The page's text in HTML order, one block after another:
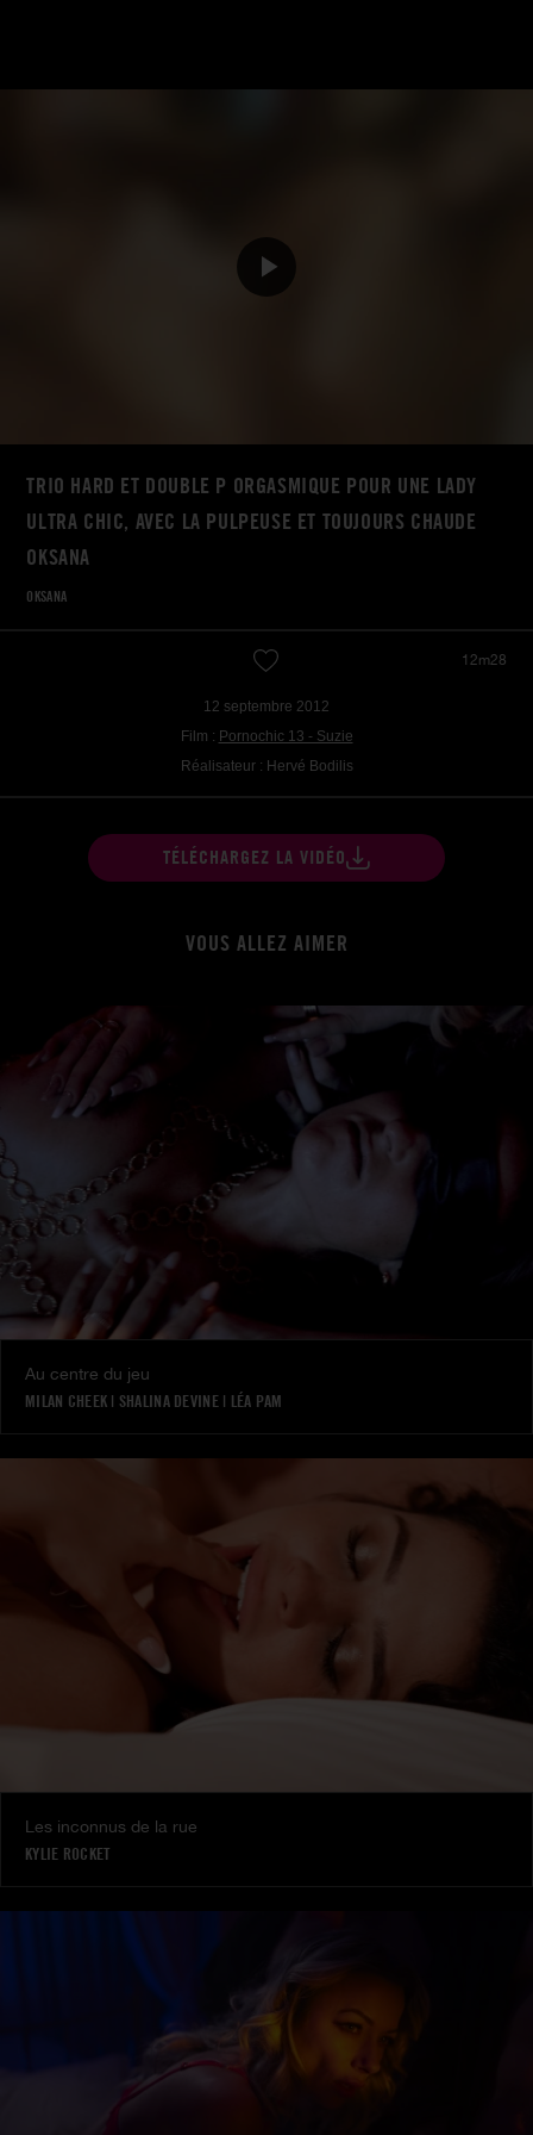
TRIO HARD ET DOUBLE P ORGASMIQUE POUR UNE LADY
ULTRA CHIC, AVEC LA PULPEUSE ET TOUJOURS CHAUDE
OKSANA
OKSANA
12m28
12 septembre 2012
Film : Pornochic 13 - Suzie
Réalisateur : Hervé Bodilis
TÉLÉCHARGEZ LA VIDÉO
VOUS ALLEZ AIMER
Au centre du jeu
MILAN CHEEK | SHALINA DEVINE| LÉA PAM
Les inconnus de la rue
KYLIE ROCKET